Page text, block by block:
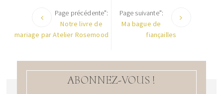
Page précédente":
Notre livre de
mariage par Atelier Rosemood
Page suivante":
Ma bague de
fiançailles
ABONNEZ-VOUS !